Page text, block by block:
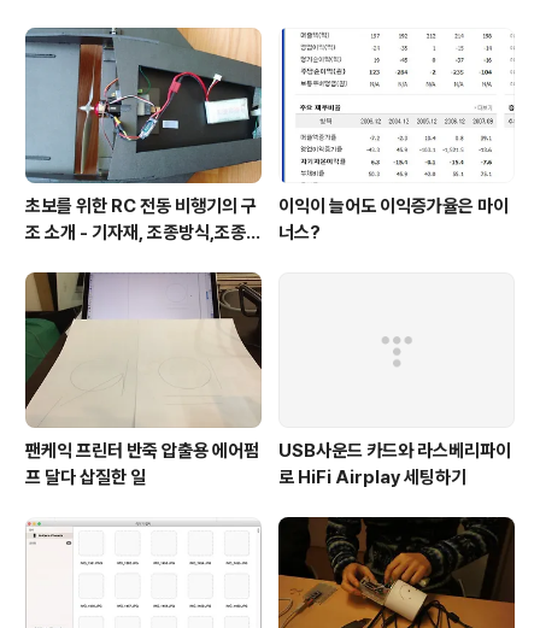
초보를 위한 RC 전동 비행기의 구
조 소개 - 기자재, 조종방식,조종
이익이 늘어도 이익증가율은 마이
너스?
팬케익 프린터 반죽 압출용 에어펌
프 달다 삽질한 일
USB사운드 카드와 라스베리파이
로 HiFi Airplay 세팅하기